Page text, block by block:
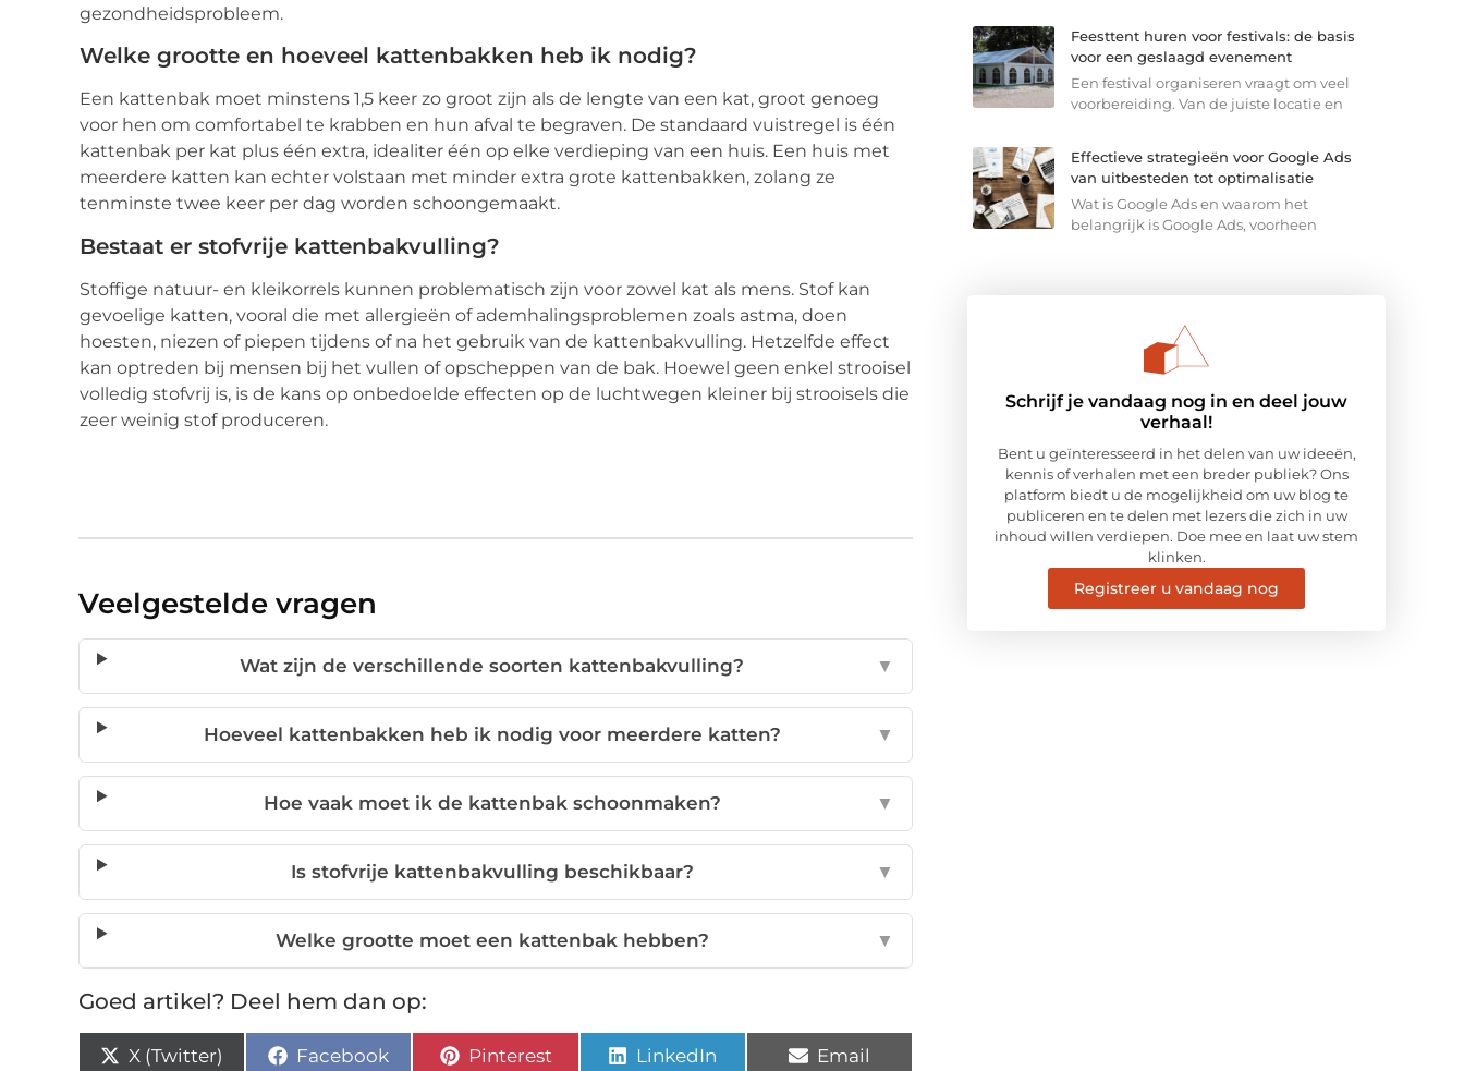
gezondheidsprobleem.
Welke grootte en hoeveel kattenbakken heb ik nodig?
Een kattenbak moet minstens 1,5 keer zo groot zijn als de lengte van een kat, groot genoeg
voor hen om comfortabel te krabben en hun afval te begraven. De standaard vuistregel is één
kattenbak per kat plus één extra, idealiter één op elke verdieping van een huis. Een huis met
meerdere katten kan echter volstaan met minder extra grote kattenbakken, zolang ze
tenminste twee keer per dag worden schoongemaakt.
Bestaat er stofvrije kattenbakvulling?
Stoffige natuur- en kleikorrels kunnen problematisch zijn voor zowel kat als mens. Stof kan
gevoelige katten, vooral die met allergieën of ademhalingsproblemen zoals astma, doen
hoesten, niezen of piepen tijdens of na het gebruik van de kattenbakvulling. Hetzelfde effect
kan optreden bij mensen bij het vullen of opscheppen van de bak. Hoewel geen enkel strooisel
volledig stofvrij is, is de kans op onbedoelde effecten op de luchtwegen kleiner bij strooisels die
zeer weinig stof produceren.
Veelgestelde vragen
Wat zijn de verschillende soorten kattenbakvulling? ▼
Hoeveel kattenbakken heb ik nodig voor meerdere katten? ▼
Hoe vaak moet ik de kattenbak schoonmaken? ▼
Is stofvrije kattenbakvulling beschikbaar? ▼
Welke grootte moet een kattenbak hebben? ▼
Goed artikel? Deel hem dan op:
X (Twitter) Facebook Pinterest LinkedIn Email
Feesttent huren voor festivals: de basis
voor een geslaagd evenement
Een festival organiseren vraagt om veel
voorbereiding. Van de juiste locatie en
Effectieve strategieën voor Google Ads
van uitbesteden tot optimalisatie
Wat is Google Ads en waarom het
belangrijk is Google Ads, voorheen
Schrijf je vandaag nog in en deel jouw
verhaal!
Bent u geïnteresseerd in het delen van uw ideeën,
kennis of verhalen met een breder publiek? Ons
platform biedt u de mogelijkheid om uw blog te
publiceren en te delen met lezers die zich in uw
inhoud willen verdiepen. Doe mee en laat uw stem
klinken.
Registreer u vandaag nog